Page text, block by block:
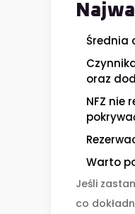
Średnia
oraz
NFZ nie
Warto
Jeśli
co